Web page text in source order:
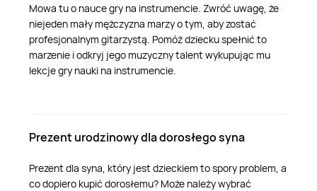
Mowa tu o nauce gry na instrumencie. Zwróć uwagę, że
niejeden mały mężczyzna marzy o tym, aby zostać
profesjonalnym gitarzystą. Pomóż dziecku spełnić to
marzenie i odkryj jego muzyczny talent wykupując mu
lekcje gry nauki na instrumencie.
Prezent urodzinowy dla dorosłego syna
Prezent dla syna, który jest dzieckiem to spory problem, a
co dopiero kupić dorosłemu? Może należy wybrać